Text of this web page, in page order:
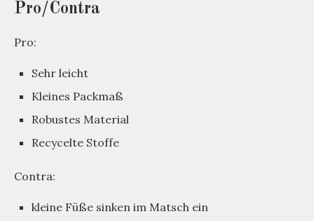
Pro/Contra
Pro:
Sehr leicht
Kleines Packmaß
Robustes Material
Recycelte Stoffe
Contra:
kleine Füße sinken im Matsch ein